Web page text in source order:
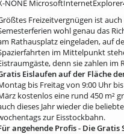
NONE
Freizeitvergnügen ist
wohl genau das
Rathausplatz eingeladen, auf
im Mittelpunkt
denn sie zahlen im
Eislaufen auf der Fläche
bis Freitag von 9:00 Uhr
kostenlos eine rund 450 m²
dieses Jahr wieder die
zur Eisstockbahn.
angehende Profis - Die